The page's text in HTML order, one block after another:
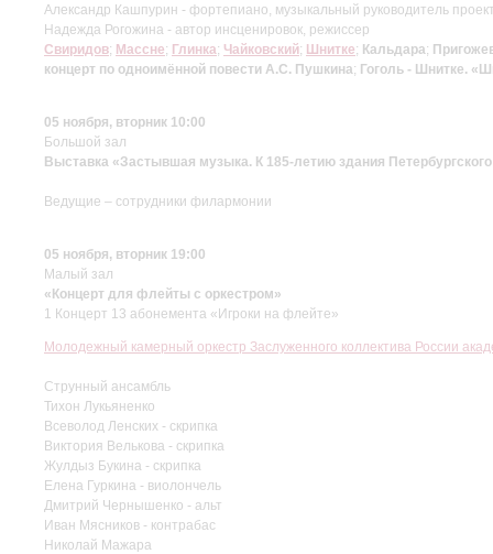
Александр Кашпурин - фортепиано, музыкальный руководитель
Надежда Рогожина - автор инсценировок, режиссер
Свиридов; Массне; Глинка; Чайковский; Шнитке; Кальдара;
концерт по одноимённой повести А.С. Пушкина; Гоголь - Шнитке.
05 ноября, вторник 10:00
Большой зал
Выставка «Застывшая музыка. К 185-летию здания
Ведущие – сотрудники филармонии
05 ноября, вторник 19:00
Малый зал
«Концерт для флейты с оркестром»
1 Концерт 13 абонемента «Игроки на флейте»
Молодежный камерный оркестр Заслуженного коллектива России
Струнный ансамбль
Тихон Лукьяненко
Всеволод Ленских - скрипка
Виктория Велькова - скрипка
Жулдыз Букина - скрипка
Елена Гуркина - виолончель
Дмитрий Чернышенко - альт
Иван Мясников - контрабас
Николай Мажара